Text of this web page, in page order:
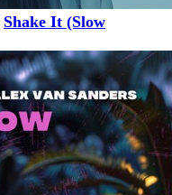
Shake It (Slow